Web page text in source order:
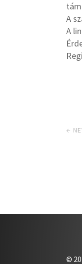
A
A
←
©